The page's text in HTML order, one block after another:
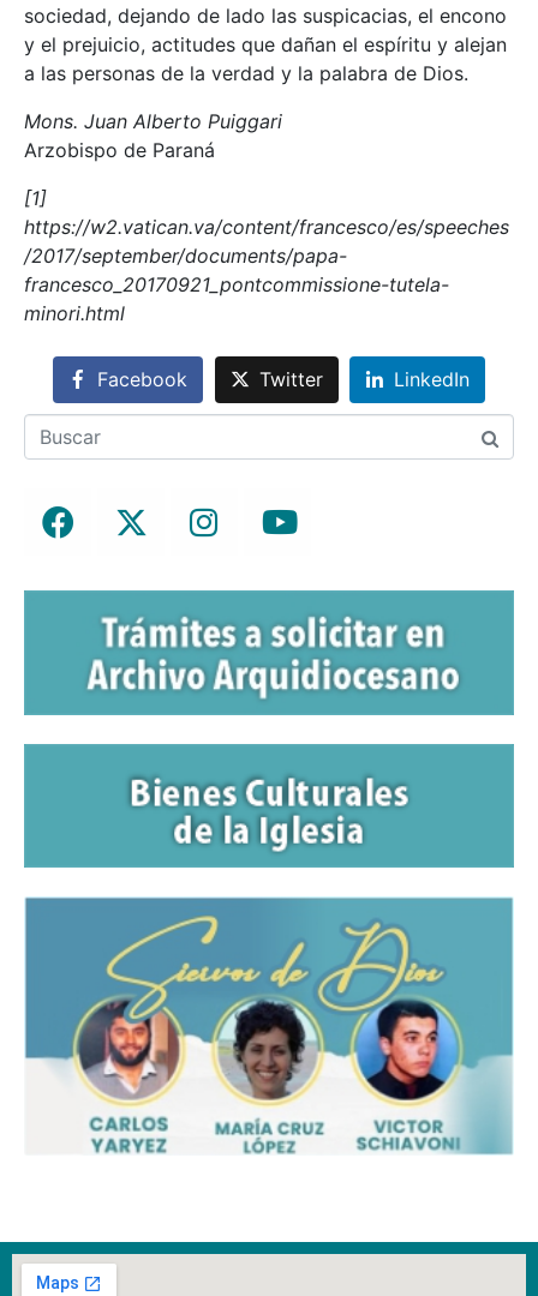
sociedad, dejando de lado las suspicacias, el encono
y el prejuicio, actitudes que dañan el espíritu y alejan
a las personas de la verdad y la palabra de Dios.
Mons. Juan Alberto Puiggari
Arzobispo de Paraná
[1]
https://w2.vatican.va/content/francesco/es/speeches
/2017/september/documents/papa-
francesco_20170921_pontcommissione-tutela-
minori.html
Facebook Twitter LinkedIn